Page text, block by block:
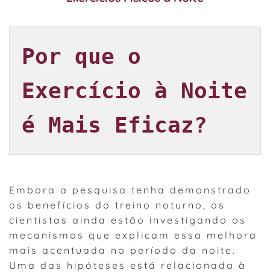
Por que o
Exercício à Noite
é Mais Eficaz?
Embora a pesquisa tenha demonstrado
os benefícios do treino noturno, os
cientistas ainda estão investigando os
mecanismos que explicam essa melhora
mais acentuada no período da noite.
Uma das hipóteses está relacionada à